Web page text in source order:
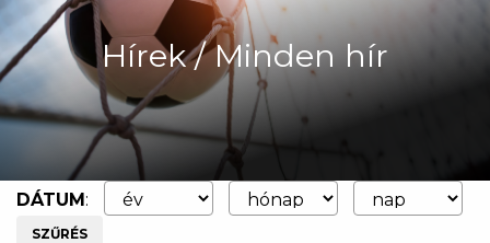
Hírek / Minden hír
DÁTUM:
SZŰRÉS